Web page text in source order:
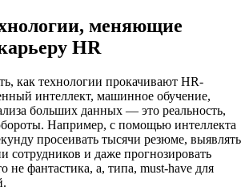
меняющие
HR
как технологии прокачивают HR-
интеллект, машинное обучение,
больших данных — это реальность,
Например, с помощью интеллекта
просеивать тысячи резюме, выявлять
сотрудников и даже прогнозировать
не фантастика, а, типа, must-have для